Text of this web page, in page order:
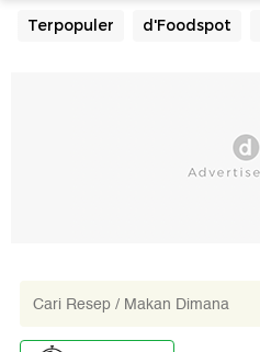
Terpopuler d'Foodspot